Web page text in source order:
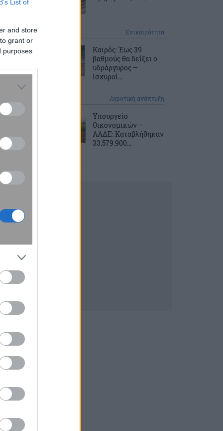
List of
and store
grant or
purposes
2 ώρες πριν Επικαιρότητα
Καιρός: Έως 39
βαθμούς θα δείξει ο
υδράργυρος –
Ισχυροί...
Αγροτική ανάπτυξη
Υπουργείο
Οικονομικών –
ΑΑΔΕ: Καταβλήθηκαν
33.579.900...